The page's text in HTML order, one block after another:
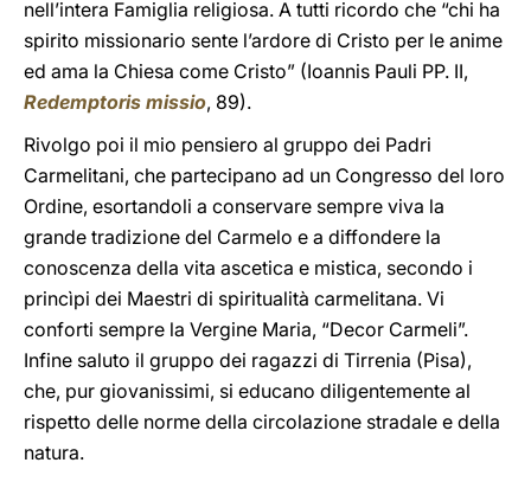
nell’intera Famiglia religiosa. A tutti ricordo che “chi ha
spirito missionario sente l’ardore di Cristo per le anime
ed ama la Chiesa come Cristo” (Ioannis Pauli PP. II,
Redemptoris missio, 89).
Rivolgo poi il mio pensiero al gruppo dei Padri
Carmelitani, che partecipano ad un Congresso del loro
Ordine, esortandoli a conservare sempre viva la
grande tradizione del Carmelo e a diffondere la
conoscenza della vita ascetica e mistica, secondo i
princìpi dei Maestri di spiritualità carmelitana. Vi
conforti sempre la Vergine Maria, “Decor Carmeli”.
Infine saluto il gruppo dei ragazzi di Tirrenia (Pisa),
che, pur giovanissimi, si educano diligentemente al
rispetto delle norme della circolazione stradale e della
natura.